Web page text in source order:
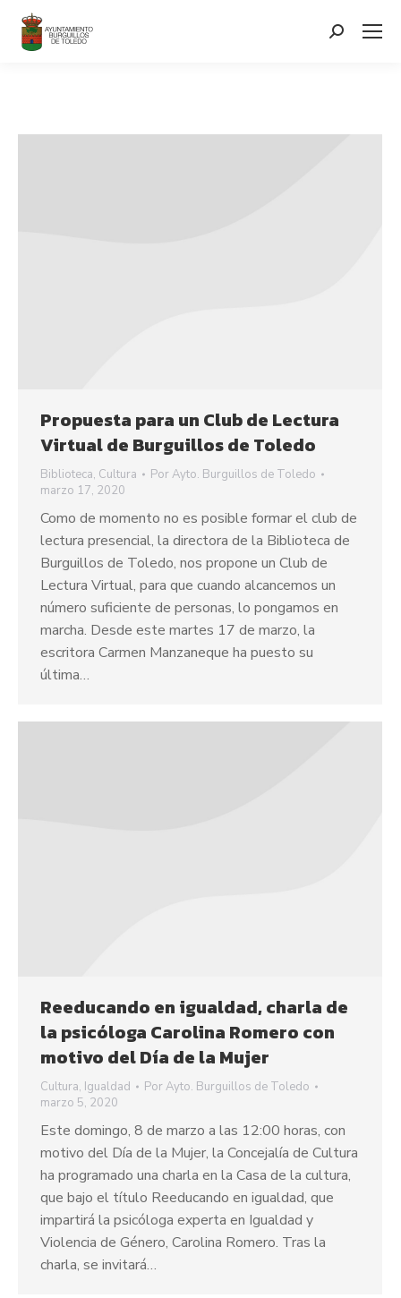
contenido
Search:
Propuesta para un Club de Lectura
Virtual de Burguillos de Toledo
Biblioteca, Cultura PorAyto. Burguillos de Toledo
marzo 17, 2020
Como de momento no es posible formar el club de
lectura presencial, la directora de la Biblioteca de
Burguillos de Toledo, nos propone un Club de
Lectura Virtual, para que cuando alcancemos un
número suficiente de personas, lo pongamos en
marcha. Desde este martes 17 de marzo, la
escritora Carmen Manzaneque ha puesto su
última…
Reeducando en igualdad, charla de
la psicóloga Carolina Romero con
motivo del Día de la Mujer
Cultura, Igualdad PorAyto. Burguillos de Toledo
marzo 5, 2020
Este domingo, 8 de marzo a las 12:00 horas, con
motivo del Día de la Mujer, la Concejalía de Cultura
ha programado una charla en la Casa de la cultura,
que bajo el título Reeducando en igualdad, que
impartirá la psicóloga experta en Igualdad y
Violencia de Género, Carolina Romero. Tras la
charla, se invitará…